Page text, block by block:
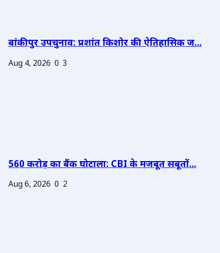
बांकीपुर उपचुनाव: प्रशांत किशोर की ऐतिहासिक ज...
Aug 4, 2026 0 3
560 करोड़ का बैंक घोटाला: CBI के मजबूत सबूतों...
Aug 6, 2026 0 2